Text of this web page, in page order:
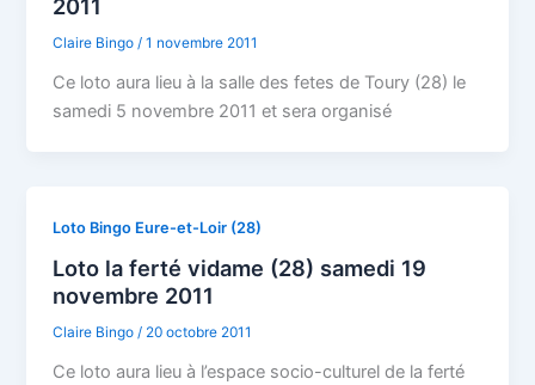
2011
Claire Bingo /1 novembre 2011
Ce loto aura lieu à la salle des fetes de Toury (28) le
samedi 5 novembre 2011 et sera organisé
Loto Bingo Eure-et-Loir (28)
Loto la ferté vidame (28) samedi 19
novembre 2011
Claire Bingo/ 20 octobre 2011
Ce loto aura lieu à l’espace socio-culturel de la ferté